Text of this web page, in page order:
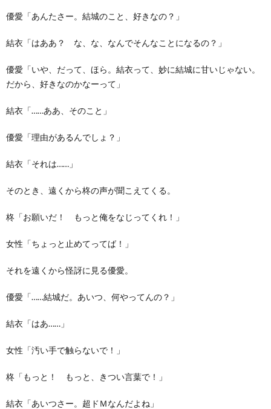
優愛「あんたさー。結城のこと、好きなの？」
結衣「はああ？ な、な、なんでそんなことになるの？」
優愛「いや、だって、ほら。結衣って、妙に結城に甘いじゃない。
だから、好きなのかなーって」
結衣「……ああ、そのこと」
優愛「理由があるんでしょ？」
結衣「それは……」
そのとき、遠くから柊の声が聞こえてくる。
柊「お願いだ！ もっと俺をなじってくれ！」
女性「ちょっと止めてってば！」
それを遠くから怪訝に見る優愛。
優愛「……結城だ。あいつ、何やってんの？」
結衣「はあ……」
女性「汚い手で触らないで！」
柊「もっと！ もっと、きつい言葉で！」
結衣「あいつさー。超ドＭなんだよね」